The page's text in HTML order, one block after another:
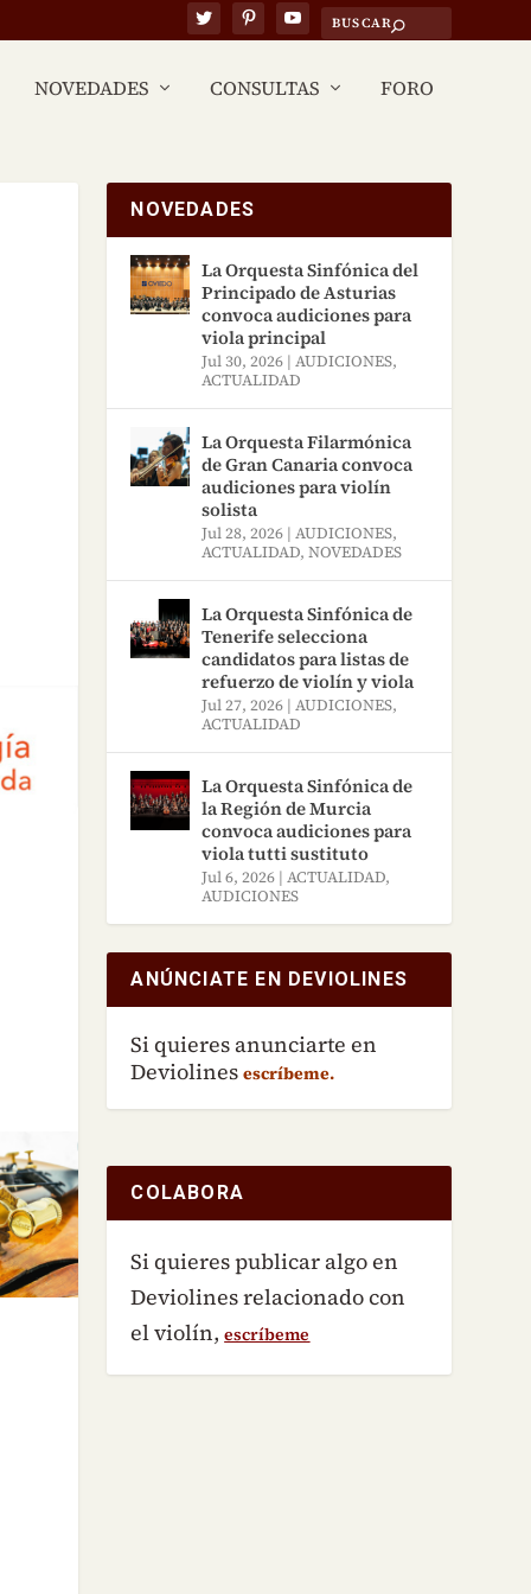
NOVEDADES CONSULTAS FORO
NOVEDADES
La Orquesta Sinfónica del
Principado de Asturias
convoca audiciones para
viola principal
Jul 30, 2026 |AUDICIONES,
ACTUALIDAD
La Orquesta Filarmónica
de Gran Canaria convoca
audiciones para violín
solista
Jul 28, 2026 |AUDICIONES,
ACTUALIDAD,NOVEDADES
La Orquesta Sinfónica de
Tenerife selecciona
candidatos para listas de
refuerzo de violín y viola
Jul 27, 2026 |AUDICIONES,
ACTUALIDAD
La Orquesta Sinfónica de
la Región de Murcia
convoca audiciones para
viola tutti sustituto
Jul 6, 2026 |ACTUALIDAD,
AUDICIONES
ANÚNCIATE EN DEVIOLINES
Si quieres anunciarte en
Deviolinesescríbeme.
COLABORA
Si quieres publicar algo en
Deviolines relacionado con
el violín,escríbeme